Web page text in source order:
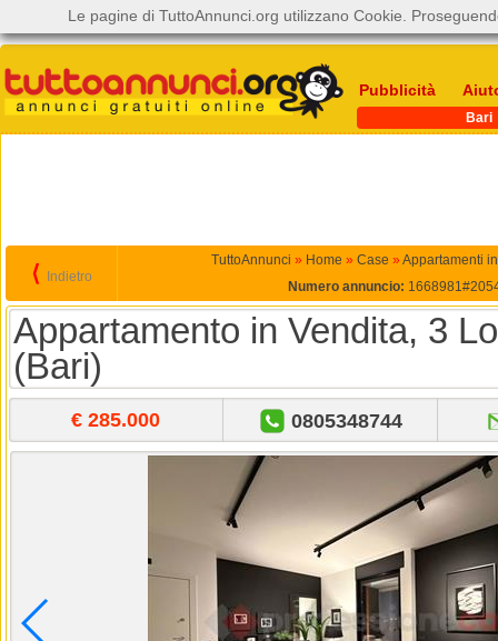
Pubblicità
Bari
⟨ Indietro
TuttoAnnunci » Home » Case » Appartamenti
Numero annuncio:
Appartamento in Vendita, 3
(Bari)
€ 285.000 0805348744
Le pagine di TuttoAnnunci.org utilizzano Cookie.